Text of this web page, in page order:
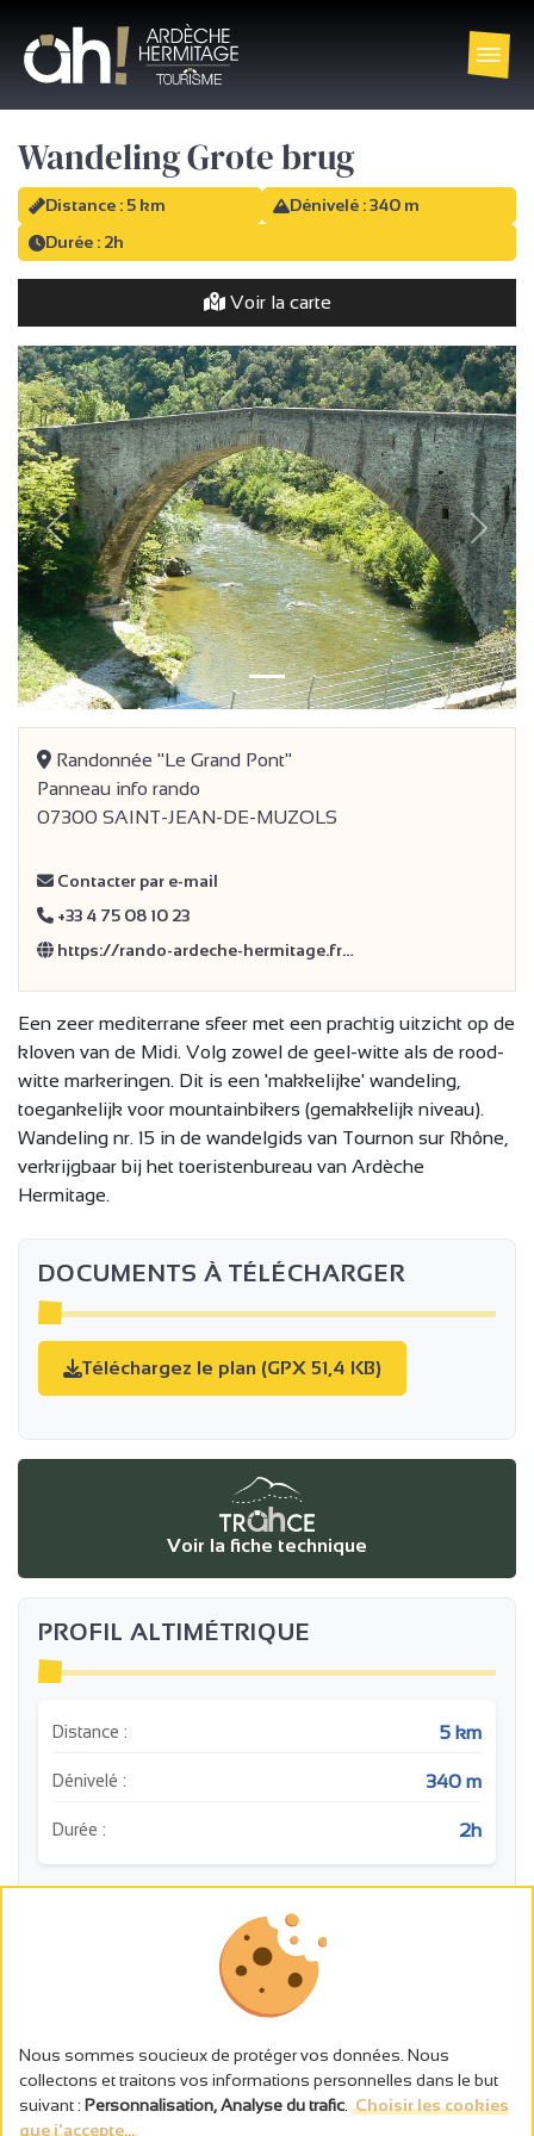
Wandeling Grote brug
Distance : 5 km
Dénivelé : 340 m
Durée : 2h
Voir la carte
Vorige
Randonnée "Le Grand Pont"
Panneau info rando
07300 SAINT-JEAN-DE-MUZOLS
Contacter par e-mail
+33 4 75 08 10 23
https://rando-ardeche-hermitage.fr…
Een zeer mediterrane sfeer met een prachtig uitzicht op de
kloven van de Midi. Volg zowel de geel-witte als de rood-
witte markeringen. Dit is een 'makkelijke' wandeling,
toegankelijk voor mountainbikers (gemakkelijk niveau).
Wandeling nr. 15 in de wandelgids van Tournon sur Rhône,
verkrijgbaar bij het toeristenbureau van Ardèche
Hermitage.
DOCUMENTS À TÉLÉCHARGER
Téléchargez le plan (GPX 51,4 KB)
Voir la fiche technique
PROFIL ALTIMÉTRIQUE
Distance : 5 km
Dénivelé : 340 m
Durée : 2h
200
250
Point de vue: Point de vue
Nous sommes soucieux de protéger vos données. Nous
collectons et traitons vos informations personnelles dans le but
suivant : Personnalisation, Analyse du trafic Choisir les cookies
que j'accepte...